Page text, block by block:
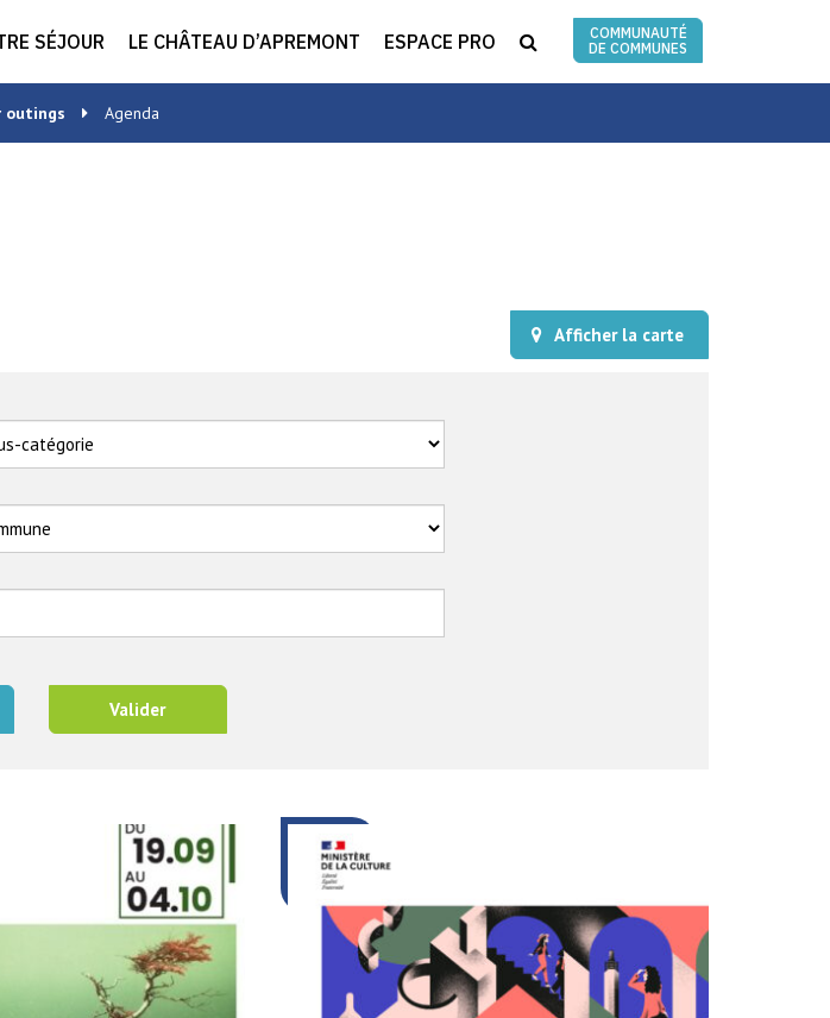
SÉJOUR LE CHÂTEAU D’APREMONT ESPACE PRO RECHERCHE
COMMUNAUTÉ
DE COMMUNES
outings Agenda
Afficher la carte
Valider